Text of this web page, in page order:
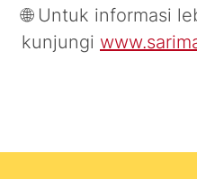
🌐 Untuk informasi
kunjungi